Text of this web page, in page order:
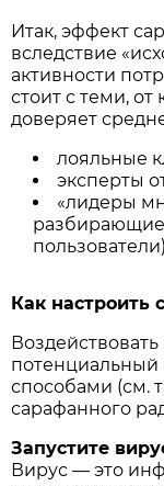
Итак, эффект
вследствие
активности
стоит с теми, от
доверяет
лояльные
эксперты
«лидеры
Как настроить
способами (см.
сарафанного
Запустите
Вирус — это